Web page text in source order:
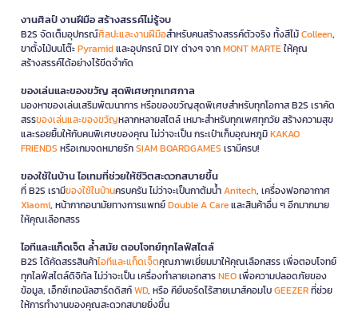
งานศิลป์ งานฝีมือ สร้างสรรค์ไม่รู้จบ
B2S จัดเต็มอุปกรณ์ศิลปะและงานฝีมือสำหรับคนสร้างสรรค์ตัวจริง ทั้งสีไม้Colleen,
ขาตั้งไม้บนโต๊ะPyramidและอุปกรณ์ DIY ต่างๆ จากMONT MARTEให้คุณ
สร้างสรรค์ได้อย่างไร้ขีดจำกัด
ของเล่นและของขวัญ สุดพิเศษทุกเทศกาล
มองหาของเล่นเสริมพัฒนาการ หรือของขวัญสุดพิเศษสำหรับทุกโอกาส B2S เราคัด
สรรของเล่นและของขวัญหลากหลายสไตล์ เหมาะสำหรับทุกเพศทุกวัย สร้างความสุข
และรอยยิ้มให้กับคนพิเศษของคุณ ไม่ว่าจะเป็น กระเป๋าเก็บอุณหภูมิKAKAO
FRIENDS หรือเกมจดหมายรักSIAM BOARDGAMES เรามีครบ!
ของใช้ในบ้าน ไอเทมที่ช่วยให้ชีวิตสะดวกสบายขึ้น
ที่ B2S เรามีของใช้ในบ้านครบครัน ไม่ว่าจะเป็นกาต้มน้ำAnitech, เครื่องฟอกอากาศ
Xiaomi, หน้ากากอนามัยทางการแพทย์Double A Careและสินค้าอื่น ๆ อีกมากมาย
ให้คุณเลือกสรร
ไอทีและแก็ดเจ็ต ล้ำสมัย ตอบโจทย์ทุกไลฟ์สไตล์
B2S ได้คัดสรรสินค้าไอทีและแก็ดเจ็ตคุณภาพเยี่ยมมาให้คุณเลือกสรร เพื่อตอบโจทย์
ทุกไลฟ์สไตล์ดิจิทัล ไม่ว่าจะเป็น เครื่องทำลายเอกสารNEOเพื่อความปลอดภัยของ
ข้อมูล, เอ็กซ์เทอนัลฮาร์ดดิสก์WD, หรือ คีย์บอร์ดไร้สายเมาส์คอมโบGEEZERที่ช่วย
ให้การทำงานของคุณสะดวกสบายยิ่งขึ้น